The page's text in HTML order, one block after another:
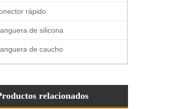
rápido
de silicona
de caucho
relacionados